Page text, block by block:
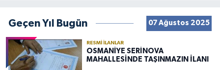
Geçen Yıl Bugün 07 Ağustos 2025
RESMI İLANLAR
OSMANİYE SERİNOVA
MAHALLESİNDE TAŞINMAZIN İLANI